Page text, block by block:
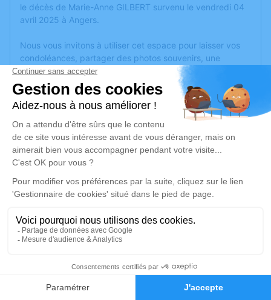
Faire-part Hommages
le décès de Marie-Anne GILBERT survenu le vendredi 04
avril 2025 à Angers.
Nous vous invitons à utiliser cet espace pour laisser vos
condoléances, partager des photos souvenirs, une
anecdote ou exprimer vos pensées à travers des poèmes
ou des textes. Cet endroit est un lieu d'expression dédié à
honorer la mémoire de Marie-Anne GILBERT.
Un service de plantation d’arbre hommage estdisponible
ici.
mercredi 09 avril 2025 à 14h30
Église de Tiercé
49125 Tiercé